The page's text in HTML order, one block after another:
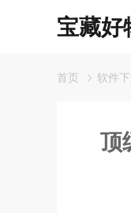
宝藏好
首页 软件
顶